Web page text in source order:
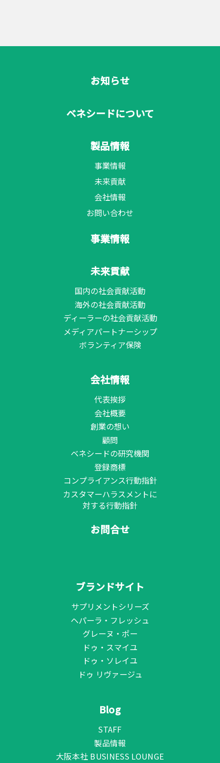
お知らせ
ベネシードについて
製品情報
事業情報
未来貢献
会社情報
お問い合わせ
事業情報
未来貢献
国内の社会貢献活動
海外の社会貢献活動
ディーラーの社会貢献活動
メディアパートナーシップ
ボランティア保険
会社情報
代表挨拶
会社概要
創業の想い
顧問
ベネシードの研究機関
登録商標
コンプライアンス行動指針
カスタマーハラスメントに
対する行動指針
お問合せ
ブランドサイト
サプリメントシリーズ
ヘパーラ・フレッシュ
グレーヌ・ポー
ドゥ・スマイユ
ドゥ・ソレイユ
ドゥ リヴァージュ
Blog
STAFF
製品情報
大阪本社 BUSINESS LOUNGE